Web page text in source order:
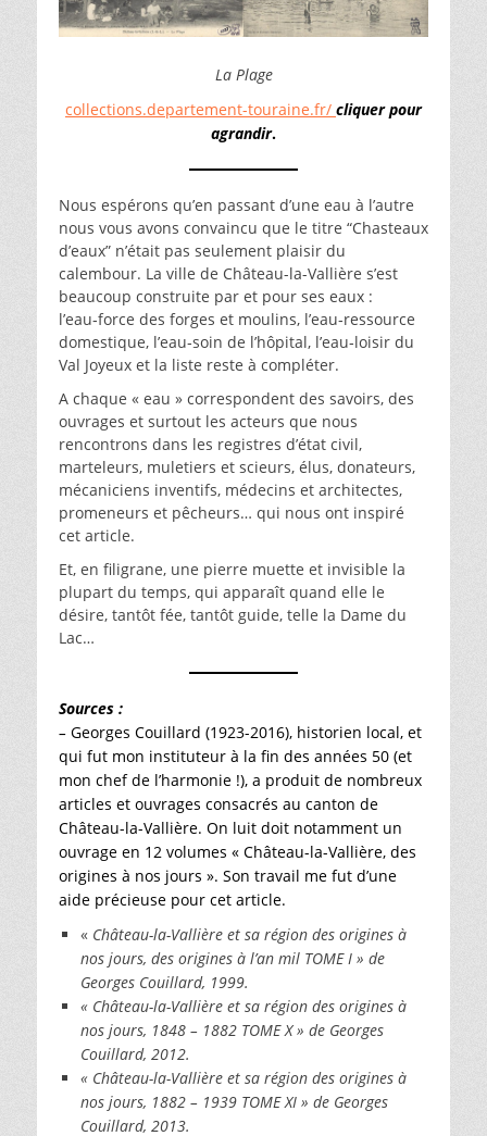
La Plage
collections.departement-touraine.fr/ cliquer pour
agrandir.
Nous espérons qu’en passant d’une eau à l’autre
nous vous avons convaincu que le titre “Chasteaux
d’eaux” n’était pas seulement plaisir du
calembour. La ville de Château-la-Vallière s’est
beaucoup construite par et pour ses eaux :
l’eau‑force des forges et moulins, l’eau‑ressource
domestique, l’eau‑soin de l’hôpital, l’eau‑loisir du
Val Joyeux et la liste reste à compléter.
A chaque « eau » correspondent des savoirs, des
ouvrages et surtout les acteurs que nous
rencontrons dans les registres d’état civil,
marteleurs, muletiers et scieurs, élus, donateurs,
mécaniciens inventifs, médecins et architectes,
promeneurs et pêcheurs… qui nous ont inspiré
cet article.
Et, en filigrane, une pierre muette et invisible la
plupart du temps, qui apparaît quand elle le
désire, tantôt fée, tantôt guide, telle la Dame du
Lac…
Sources :
– Georges Couillard (1923-2016), historien local, et
qui fut mon instituteur à la fin des années 50 (et
mon chef de l’harmonie !), a produit de nombreux
articles et ouvrages consacrés au canton de
Château-la-Vallière. On luit doit notamment un
ouvrage en 12 volumes « Château-la-Vallière, des
origines à nos jours ». Son travail me fut d’une
aide précieuse pour cet article.
« Château-la-Vallière et sa région des origines à
nos jours, des origines à l’an mil TOME I » de
Georges Couillard, 1999.
« Château-la-Vallière et sa région des origines à
nos jours, 1848 – 1882 TOME X » de Georges
Couillard, 2012.
« Château-la-Vallière et sa région des origines à
nos jours, 1882 – 1939 TOME XI » de Georges
Couillard, 2013.